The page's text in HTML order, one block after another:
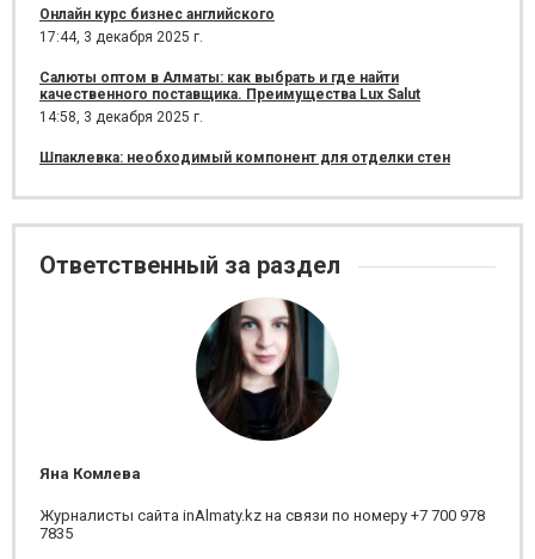
Онлайн курс бизнес английского
17:44, 3 декабря 2025 г.
Салюты оптом в Алматы: как выбрать и где найти
качественного поставщика. Преимущества Lux Salut
14:58, 3 декабря 2025 г.
Шпаклевка: необходимый компонент для отделки стен
Ответственный за раздел
Яна Комлева
Журналисты сайта inAlmaty.kz на связи по номеру +7 700 978
7835